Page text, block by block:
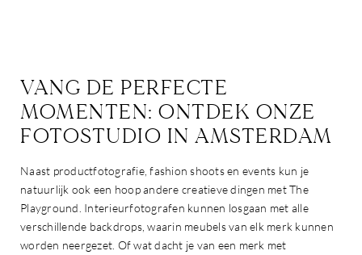
VANG DE PERFECTE
MOMENTEN: ONTDEK ONZE
FOTOSTUDIO IN AMSTERDAM
Naast productfotografie, fashion shoots en events kun je
natuurlijk ook een hoop andere creatieve dingen met The
Playground. Interieurfotografen kunnen losgaan met alle
verschillende backdrops, waarin meubels van elk merk kunnen
worden neergezet. Of wat dacht je van een merk met